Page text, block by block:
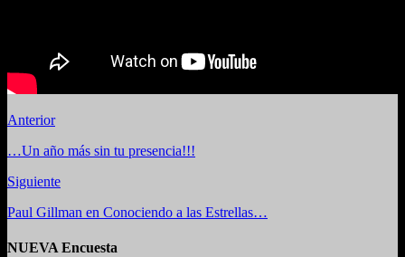
Anterior
…Un año más sin tu presencia!!!
Siguiente
Paul Gillman en Conociendo a las Estrellas…
NUEVA Encuesta